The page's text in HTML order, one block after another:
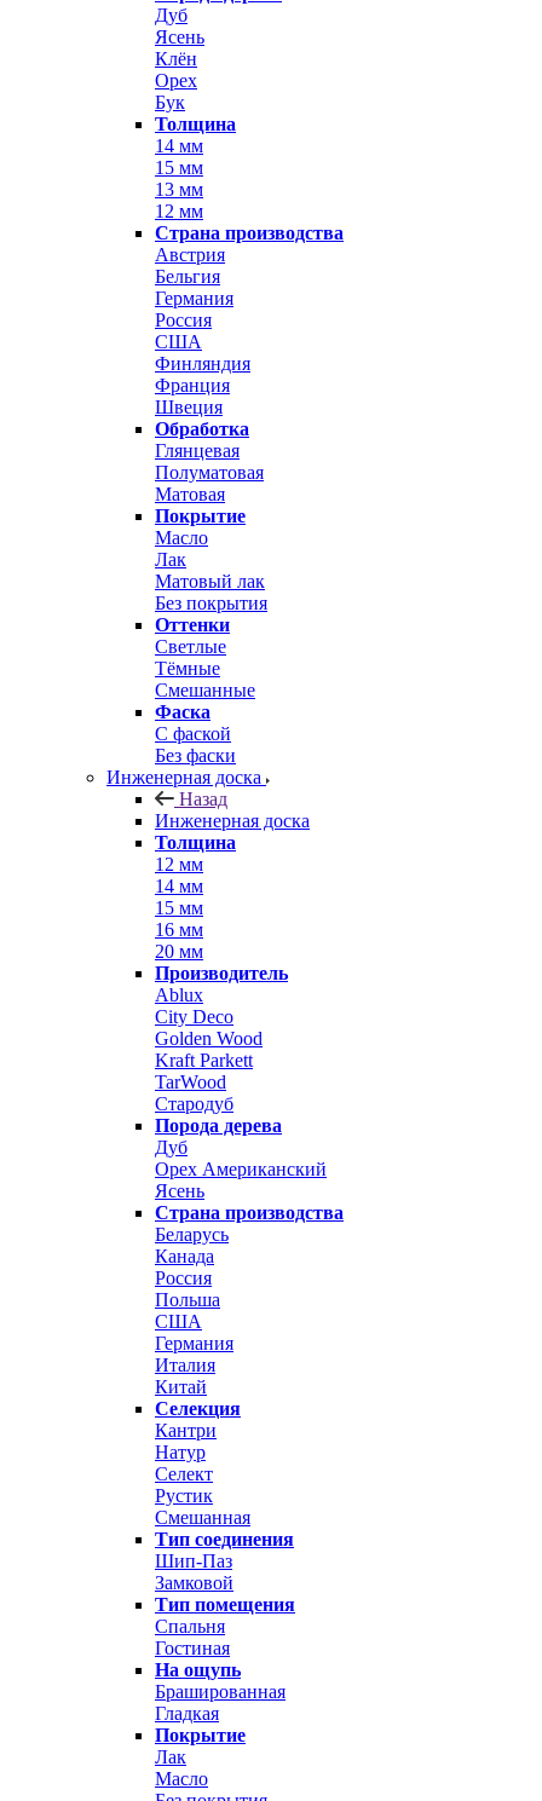
Дуб
Ясень
Клён
Орех
Бук
Толщина
14 мм
15 мм
13 мм
12 мм
Страна производства
Австрия
Бельгия
Германия
Россия
США
Финляндия
Франция
Швеция
Обработка
Глянцевая
Полуматовая
Матовая
Покрытие
Масло
Лак
Матовый лак
Без покрытия
Оттенки
Светлые
Тёмные
Смешанные
Фаска
С фаской
Без фаски
Инженерная доска
Назад
Инженерная доска
Толщина
12 мм
14 мм
15 мм
16 мм
20 мм
Производитель
Ablux
City Deco
Golden Wood
Kraft Parkett
TarWood
Стародуб
Порода дерева
Дуб
Орех Американский
Ясень
Страна производства
Беларусь
Канада
Россия
Польша
США
Германия
Италия
Китай
Селекция
Кантри
Натур
Селект
Рустик
Смешанная
Тип соединения
Шип-Паз
Замковой
Тип помещения
Спальня
Гостиная
На ощупь
Брашированная
Гладкая
Покрытие
Лак
Масло